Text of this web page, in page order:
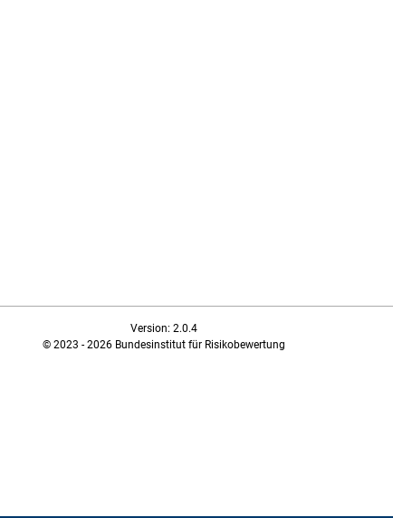
Version: 2.0.4
© 2023 - 2026 Bundesinstitut für Risikobewertung